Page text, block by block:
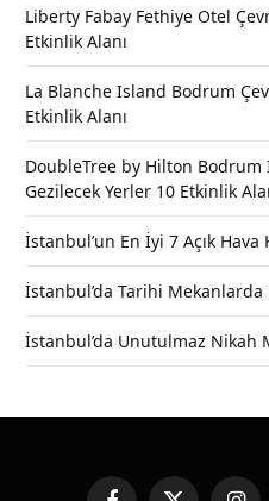
Liberty Fabay Fethiye Otel
Etkinlik Alanı
La Blanche Island Bodrum
Etkinlik Alanı
DoubleTree by Hilton Bodrum
Gezilecek Yerler 10 Etkinlik
İstanbul’un En İyi 7 Açık Hava
İstanbul’da Tarihi
İstanbul’da Unutulmaz Nikah